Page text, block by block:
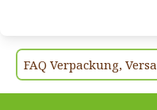
FAQ Verpackung,